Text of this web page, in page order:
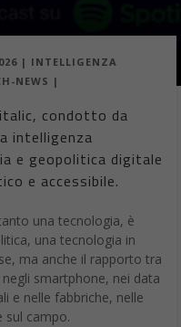
| INTELLIGENZA
NEWS |
condotto da
intelligenza
e geopolitica digitale
e accessibile.
una tecnologia, è
una tecnologia in
ma anche il rapporto tra
smartphone, nei data
e nelle fabbriche, nelle
sul campo.